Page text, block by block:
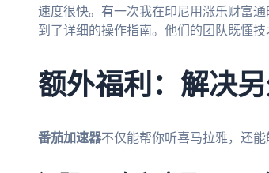
速度很快。有一次我在印尼用涨乐财富
到了详细的操作指南。他们的团队既懂技
额外福利：解决
番茄加速器不仅能帮你听喜马拉雅，还能